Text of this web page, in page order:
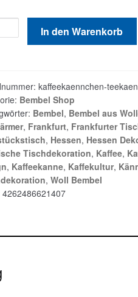
In den Warenkorb
kaffeekaennchen-
Bembel Shop
Bembel, Bembel aus
, Frankfurt, Frankfurter
, Hessen, Hessen
Tischdekoration, Kaffee,
, Kaffeekanne, Kaffekultur,
, Woll Bembel
4262486621407